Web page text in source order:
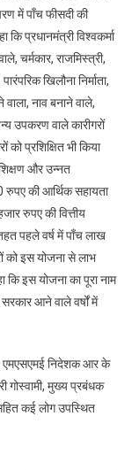
में पाँच फीसदी की
प्रधानमंत्री विश्वकर्मा
चर्मकार, राजमिस्त्री,
खिलौना निर्माता,
नाव बनाने वाले,
उपकरण वाले कारीगरों
को प्रशिक्षित भी किया
और उन्नत
रुपए की आर्थिक सहायता
रुपए की वित्तीय
पहले वर्ष में पाँच लाख
को इस योजना से लाभ
कि इस योजना का पूरा नाम
आने वाले वर्षों में
एमएसएमई निदेशक आर के
गोस्वामी, मुख्य प्रबंधक
कई लोग उपस्थित